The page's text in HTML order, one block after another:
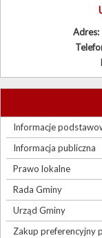
Adres:
Informacje
Informacja publiczna
Prawo lokalne
Rada Gminy
Urząd Gminy
Zakup preferencyjny